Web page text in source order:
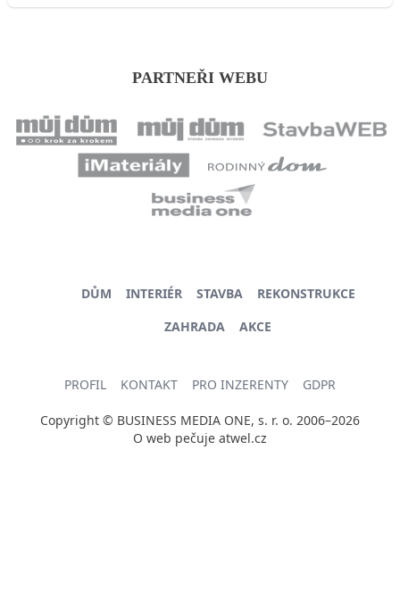
PARTNEŘI WEBU
DŮM INTERIÉR STAVBA
REKONSTRUKCE
ZAHRADA
AKCE
PROFIL KONTAKT PRO INZERENTY GDPR
Copyright © BUSINESS MEDIA ONE, s. r. o. 2006–2026